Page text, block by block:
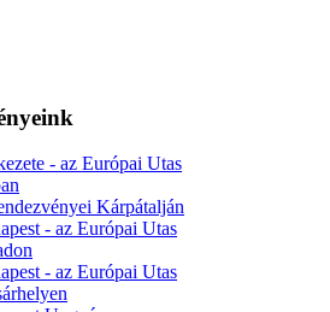
- az Európai Utas
Kárpátalján
- az Európai Utas
- az Európai Utas